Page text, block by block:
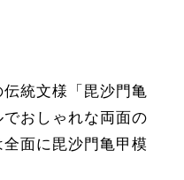
統文様「毘沙門亀
おしゃれな両面の
面に毘沙門亀甲模